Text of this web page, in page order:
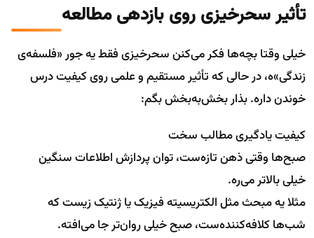
تأثیر سحرخیزی روی بازدهی مطالعه
خیلی وقتا بچه‌ها فکر می‌کنن سحرخیزی فقط یه جور «فلسفه‌ی
زندگی»ه، در حالی که تأثیر مستقیم و علمی روی کیفیت درس
خوندن داره. بذار بخش‌به‌بخش بگم:
کیفیت یادگیری مطالب سخت
صبح‌ها وقتی ذهن تازه‌ست، توان پردازش اطلاعات سنگین
خیلی بالاتر می‌ره.
مثلا یه مبحث مثل الکتریسیته فیزیک یا ژنتیک زیست که
شب‌ها کلافه‌کننده‌ست، صبح خیلی روان‌تر جا می‌افته.